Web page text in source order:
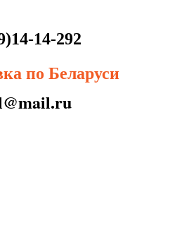
14-292
по Беларуси